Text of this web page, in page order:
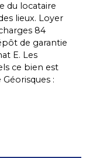
du locataire
lieux. Loyer
84
de garantie
E. Les
ce bien est
: